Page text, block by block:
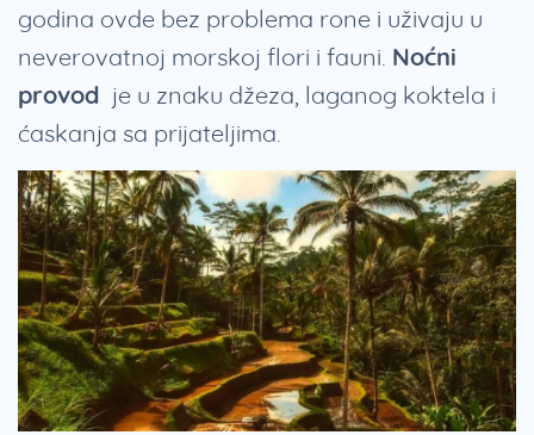
godina ovde bez problema rone i uživaju u
neverovatnoj morskoj flori i fauni. Noćni
provod je u znaku džeza, laganog koktela i
ćaskanja sa prijateljima.